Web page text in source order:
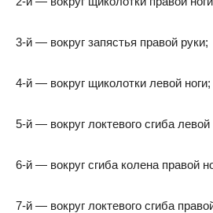
3-й — вокруг запястья правой руки;
4-й — вокруг щиколотки левой ноги;
5-й — вокруг локтевого сгиба
6-й — вокруг сгиба колена правой
7-й — вокруг локтевого сгиба